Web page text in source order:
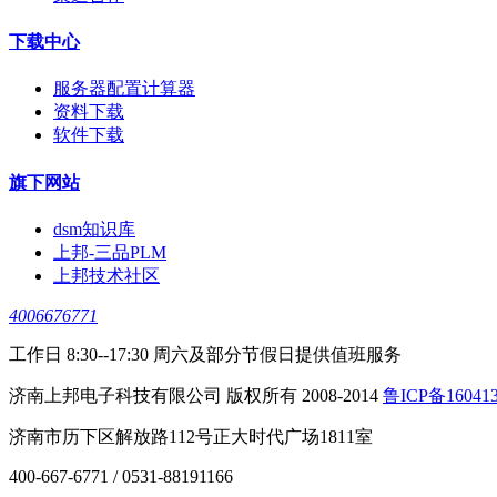
下载中心
服务器配置计算器
资料下载
软件下载
旗下网站
dsm知识库
上邦-三品PLM
上邦技术社区
4006676771
工作日 8:30--17:30 周六及部分节假日提供值班服务
济南上邦电子科技有限公司 版权所有 2008-2014 鲁ICP备
济南市历下区解放路112号正大时代广场1811室
400-667-6771 / 0531-88191166